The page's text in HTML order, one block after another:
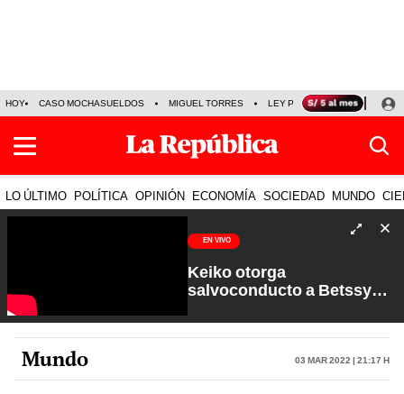
HOY CASO MOCHASUELDOS MIGUEL TORRES LEY PULPÍN PRECIO DEL
LO ÚLTIMO POLÍTICA OPINIÓN ECONOMÍA SOCIEDAD MUNDO
EN VIVO
Keiko otorga
salvoconducto a Betssy
Petroperú | Sin Guion con
Rosa María Palacios
Mundo 03 Mar 2022 | 21:17 h